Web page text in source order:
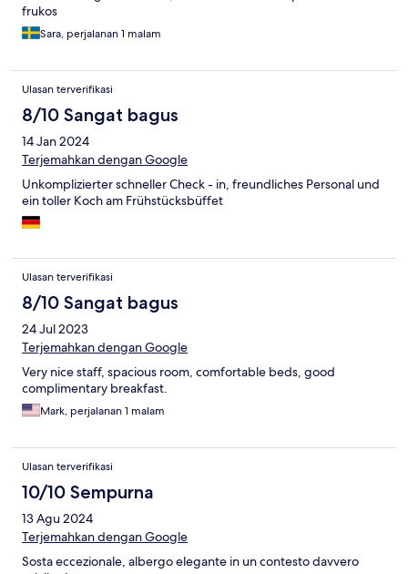
frukos
Sara, perjalanan 1 malam
Ulasan terverifikasi
8/10 Sangat bagus
14 Jan 2024
Terjemahkan dengan Google
Unkomplizierter schneller Check - in, freundliches Personal und
ein toller Koch am Frühstücksbüffet
Ulasan terverifikasi
8/10 Sangat bagus
24 Jul 2023
Terjemahkan dengan Google
Very nice staff, spacious room, comfortable beds, good
complimentary breakfast.
Mark, perjalanan 1 malam
Ulasan terverifikasi
10/10 Sempurna
13 Agu 2024
Terjemahkan dengan Google
Sosta eccezionale, albergo elegante in un contesto davvero